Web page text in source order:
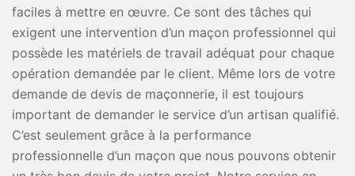
faciles à mettre en œuvre. Ce sont des tâches qui
exigent une intervention d’un maçon professionnel qui
possède les matériels de travail adéquat pour chaque
opération demandée par le client. Même lors de votre
demande de devis de maçonnerie, il est toujours
important de demander le service d’un artisan qualifié.
C’est seulement grâce à la performance
professionnelle d’un maçon que nous pouvons obtenir